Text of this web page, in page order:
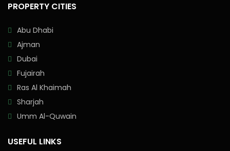
PROPERTY CITIES
Abu Dhabi
Ajman
Dubai
Fujairah
Ras Al Khaimah
Sharjah
Umm Al-Quwain
USEFUL LINKS